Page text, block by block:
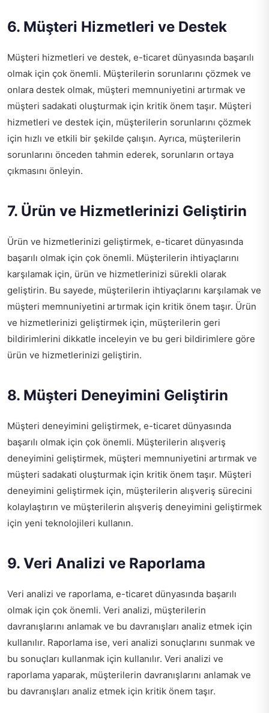
6. Müşteri Hizmetleri ve Destek
Müşteri hizmetleri ve destek, e-ticaret dünyasında başarılı
olmak için çok önemli. Müşterilerin sorunlarını çözmek ve
onlara destek olmak, müşteri memnuniyetini artırmak ve
müşteri sadakati oluşturmak için kritik önem taşır. Müşteri
hizmetleri ve destek için, müşterilerin sorunlarını çözmek
için hızlı ve etkili bir şekilde çalışın. Ayrıca, müşterilerin
sorunlarını önceden tahmin ederek, sorunların ortaya
çıkmasını önleyin.
7. Ürün ve Hizmetlerinizi Geliştirin
Ürün ve hizmetlerinizi geliştirmek, e-ticaret dünyasında
başarılı olmak için çok önemli. Müşterilerin ihtiyaçlarını
karşılamak için, ürün ve hizmetlerinizi sürekli olarak
geliştirin. Bu sayede, müşterilerin ihtiyaçlarını karşılamak ve
müşteri memnuniyetini artırmak için kritik önem taşır. Ürün
ve hizmetlerinizi geliştirmek için, müşterilerin geri
bildirimlerini dikkatle inceleyin ve bu geri bildirimlere göre
ürün ve hizmetlerinizi geliştirin.
8. Müşteri Deneyimini Geliştirin
Müşteri deneyimini geliştirmek, e-ticaret dünyasında
başarılı olmak için çok önemli. Müşterilerin alışveriş
deneyimini geliştirmek, müşteri memnuniyetini artırmak ve
müşteri sadakati oluşturmak için kritik önem taşır. Müşteri
deneyimini geliştirmek için, müşterilerin alışveriş sürecini
kolaylaştırın ve müşterilerin alışveriş deneyimini geliştirmek
için yeni teknolojileri kullanın.
9. Veri Analizi ve Raporlama
Veri analizi ve raporlama, e-ticaret dünyasında başarılı
olmak için çok önemli. Veri analizi, müşterilerin
davranışlarını anlamak ve bu davranışları analiz etmek için
kullanılır. Raporlama ise, veri analizi sonuçlarını sunmak ve
bu sonuçları kullanmak için kullanılır. Veri analizi ve
raporlama yaparak, müşterilerin davranışlarını anlamak ve
bu davranışları analiz etmek için kritik önem taşır.